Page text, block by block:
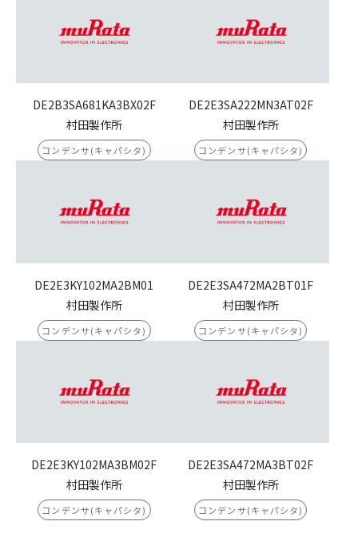
DE2B3SA681KA3BX02F
村田製作所
コンデンサ(キャパシタ)
DE2E3SA222MN3AT02F
村田製作所
コンデンサ(キャパシタ)
DE2E3KY102MA2BM01
村田製作所
コンデンサ(キャパシタ)
DE2E3SA472MA2BT01F
村田製作所
コンデンサ(キャパシタ)
DE2E3KY102MA3BM02F
村田製作所
コンデンサ(キャパシタ)
DE2E3SA472MA3BT02F
村田製作所
コンデンサ(キャパシタ)